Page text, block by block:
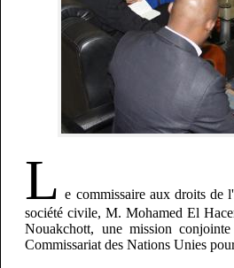
L e commissaire aux droits de
société civile, M. Mohamed El
Nouakchott, une mission
Commissariat des Nations Unies